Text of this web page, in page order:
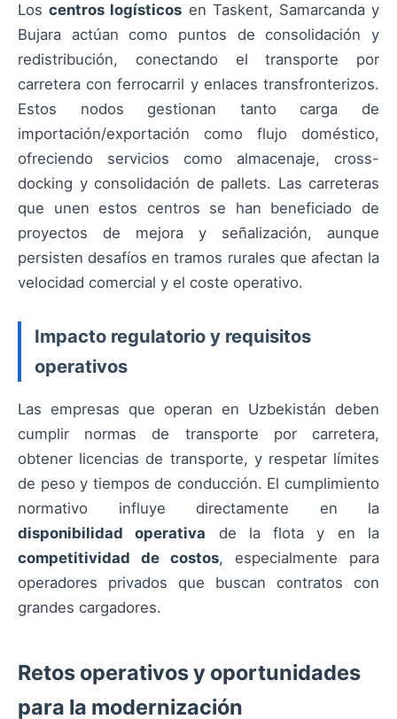
Loscentros logísticos en Taskent, Samarcanda y
Bujara actúan como puntos de consolidación y
redistribución, conectando el transporte por
carretera con ferrocarril y enlaces transfronterizos.
Estos nodos gestionan tanto carga de
importación/exportación como flujo doméstico,
ofreciendo servicios como almacenaje, cross-
docking y consolidación de pallets. Las carreteras
que unen estos centros se han beneficiado de
proyectos de mejora y señalización, aunque
persisten desafíos en tramos rurales que afectan la
velocidad comercial y el coste operativo.
Impacto regulatorio y requisitos
operativos
Las empresas que operan en Uzbekistán deben
cumplir normas de transporte por carretera,
obtener licencias de transporte, y respetar límites
de peso y tiempos de conducción. El cumplimiento
normativo influye directamente en la
disponibilidad operativa de la flota y en la
competitividad de costos, especialmente para
operadores privados que buscan contratos con
grandes cargadores.
Retos operativos y oportunidades
para la modernización